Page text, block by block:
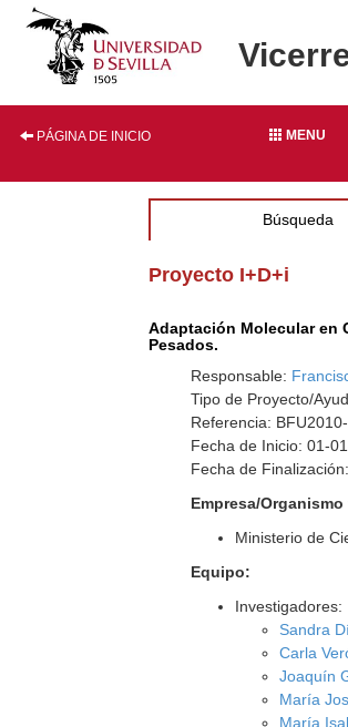
PÁGINA DE INICIO MENU
Búsqueda
Proyecto I+D+i
Adaptación Molecular en
Pesados.
Responsable:
Tipo de Proyecto/
Referencia:
Fecha de Inicio: 01-
Fecha de
Empresa/
Ministerio de
Equipo:
Investigadores:
Sandra
Carla
Joaquín
María
María